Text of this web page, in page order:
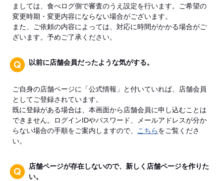
ましては、食べログ側で審査のうえ設定を行います。ご希望の
変更時期・変更内容にならない場合がございます。
また、ご依頼の内容によっては、対応に時間がかかる場合がご
ざいます。予めご了承ください。
以前に店舗会員だったような気がする。
ご自身の店舗ページに「公式情報」と付いていれば、店舗会員
としてご登録されています。
既に登録がある場合は、本画面から店舗会員に申し込むことは
できません。ログインIDやパスワード、メールアドレスが分か
らない場合の手順をご案内しますので、
こちらをご覧くださ
い。
店舗ページが存在しないので、新しく店舗ページを作りた
い。